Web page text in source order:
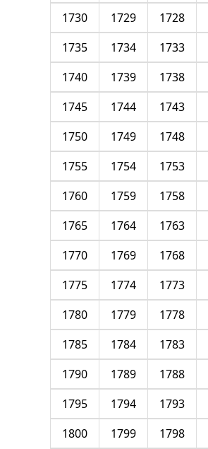
1728
1729
1730
1733
1734
1735
1738
1739
1740
1743
1744
1745
1748
1749
1750
1753
1754
1755
1758
1759
1760
1763
1764
1765
1768
1769
1770
1773
1774
1775
1778
1779
1780
1783
1784
1785
1788
1789
1790
1793
1794
1795
1798
1799
1800